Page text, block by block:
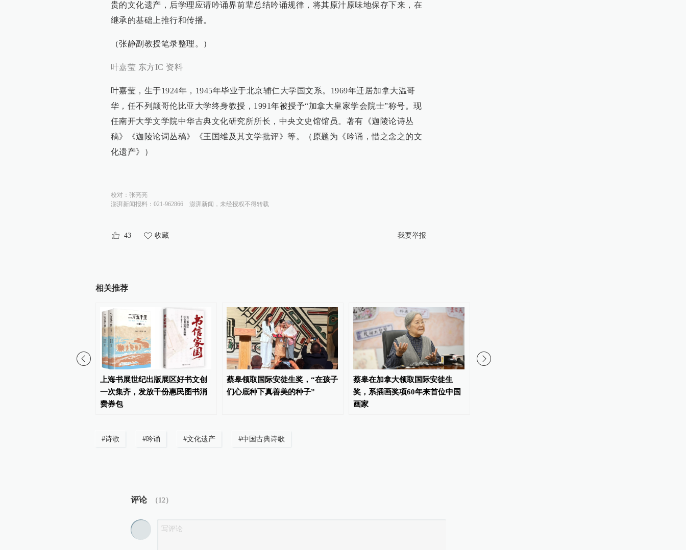
贵的文化遗产，后学理应请吟诵界前辈总结吟诵规律，将其原汁原味地保存下来，在
继承的基础上推行和传播。
（张静副教授笔录整理。）
叶嘉莹 东方IC 资料
叶嘉莹，生于1924年，1945年毕业于北京辅仁大学国文系。1969年迁居加拿大温哥
华，任不列颠哥伦比亚大学终身教授，1991年被授予“加拿大皇家学会院士”称号。现
任南开大学文学院中华古典文化研究所所长，中央文史馆馆员。著有《迦陵论诗丛
稿》《迦陵论词丛稿》《王国维及其文学批评》等。（原题为《吟诵，惜之念之的文
化遗产》）
校对： 张亮亮
澎湃新闻报料：021-962866
澎湃新闻，未经授权不得转载
43 收藏 我要举报
相关推荐
上海书展世纪出版展区好书文创
一次集齐，发放千份惠民图书消
费券包
蔡皋领取国际安徒生奖，“在孩子
们心底种下真善美的种子”
蔡皋在加拿大领取国际安徒生
奖，系插画奖项60年来首位中国
画家
#诗歌 #吟诵 #文化遗产 #中国古典诗歌
评论 （12）